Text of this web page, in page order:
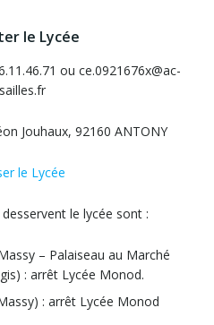
le Lycée
ou ce.0921676x@ac-
Jouhaux, 92160 ANTONY
le Lycée
le lycée sont :
– Palaiseau au Marché
: arrêt Lycée Monod.
: arrêt Lycée Monod